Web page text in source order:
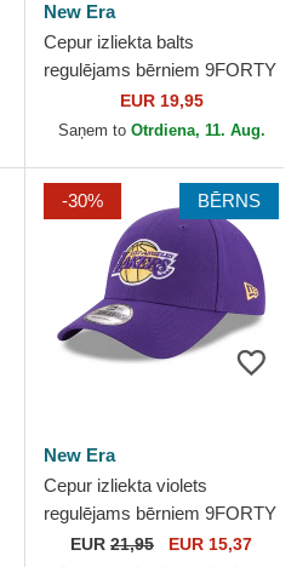
New Era
Cepur izliekta balts
regulējams bērniem 9FORTY
League Essential no New
York Yankees MLB no New
EUR 19,95
Saņem to Otrdiena, 11. Aug.
-30% BĒRNS
New Era
Cepur izliekta violets
regulējams bērniem 9FORTY
The League no Los Angeles
EUR 21,95 EUR 15,37